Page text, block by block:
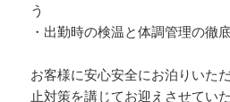
う
・出勤時の検温と体調管理の徹
お客様に安心安全にお泊りいた
止対策を講じてお迎えさせていた